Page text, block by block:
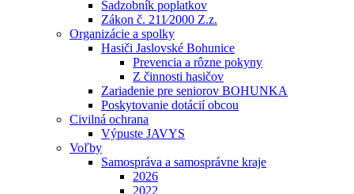
Sadzobník poplatkov
Zákon č. 211⁄2000 Z.z.
Organizácie a spolky
Hasiči Jaslovské Bohunice
Prevencia a rôzne pokyny
Z činnosti hasičov
Zariadenie pre seniorov BOHUNKA
Poskytovanie dotácií obcou
Civilná ochrana
Výpuste JAVYS
Voľby
Samospráva a samosprávne kraje
2026
2022